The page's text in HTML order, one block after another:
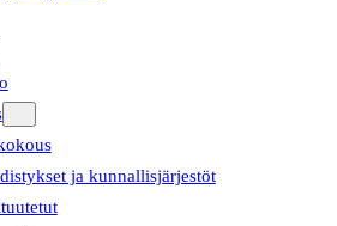
ja kunnallisjärjestöt